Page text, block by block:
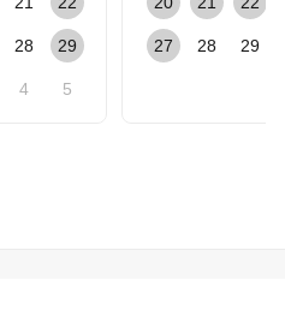
28 29
4 5
27 28 29